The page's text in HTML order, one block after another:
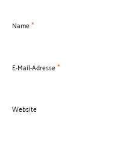
Name*
E-Mail-Adresse*
Website